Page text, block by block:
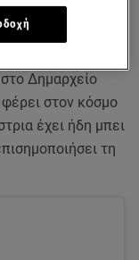
Δημαρχείο
στον κόσμο
έχει ήδη μπει
τη